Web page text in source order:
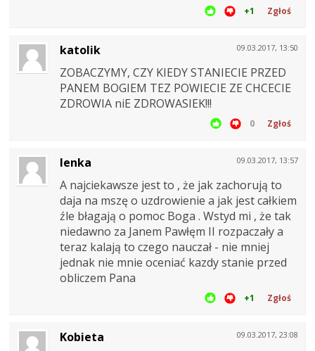
+1 Zgłoś
09.03.2017, 13:50
katolik
ZOBACZYMY, CZY KIEDY STANIECIE PRZED
PANEM BOGIEM TEZ POWIECIE ZE CHCECIE
ZDROWIA niE ZDROWASIEK!!!
0 Zgłoś
09.03.2017, 13:57
lenka
A najciekawsze jest to , że jak zachorują to
daja na mszę o uzdrowienie a jak jest całkiem
źle błagają o pomoc Boga . Wstyd mi , że tak
niedawno za Janem Pawłęm II rozpaczały a
teraz kalają to czego nauczał - nie mniej
jednak nie mnie oceniać kazdy stanie przed
obliczem Pana
+1 Zgłoś
09.03.2017, 23:08
Kobieta